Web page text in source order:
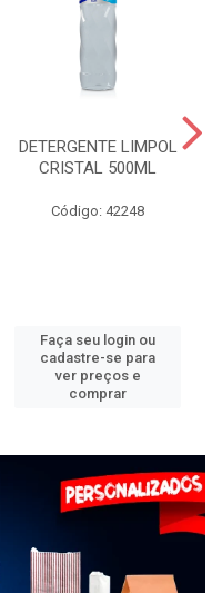
DETERGENTE LIMPOL
CRISTAL 500ML
Código: 42248
Faça seu login ou
cadastre-se para
ver preços e
comprar